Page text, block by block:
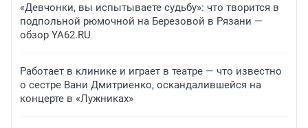
«Девчонки, вы испытываете судьбу»: что творится в
подпольной рюмочной на Березовой в Рязани —
обзор YA62.RU
Работает в клинике и играет в театре — что известно
о сестре Вани Дмитриенко, оскандалившейся на
концерте в «Лужниках»